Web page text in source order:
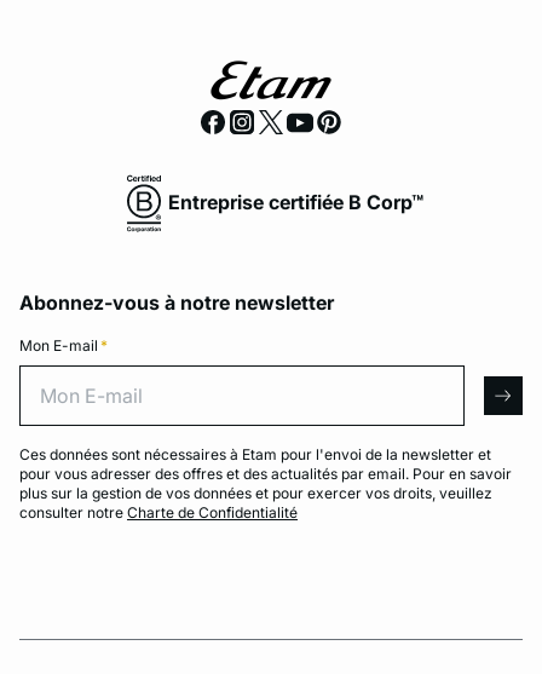
Entreprise certifiée B Corp™
Abonnez-vous à notre newsletter
Mon E-mail *
Ces données sont nécessaires à Etam pour l'envoi de la newsletter et
pour vous adresser des offres et des actualités par email. Pour en savoir
plus sur la gestion de vos données et pour exercer vos droits, veuillez
consulter notre Charte de Confidentialité